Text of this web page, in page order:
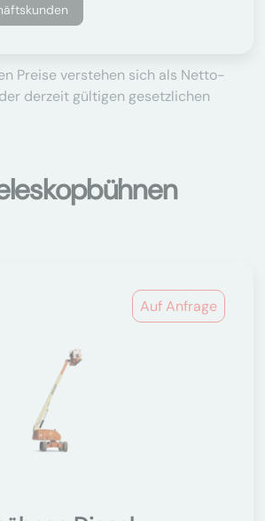
Preise verstehen sich als Netto-
derzeit gültigen gesetzlichen
Auf Anfrage